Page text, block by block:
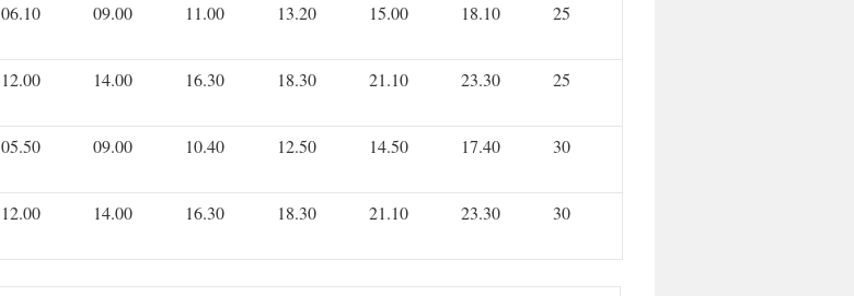
06.10 09.00 11.00 13.20 15.00 18.10 25
12.00 14.00 16.30 18.30 21.10 23.30 25
05.50 09.00 10.40 12.50 14.50 17.40 30
12.00 14.00 16.30 18.30 21.10 23.30 30